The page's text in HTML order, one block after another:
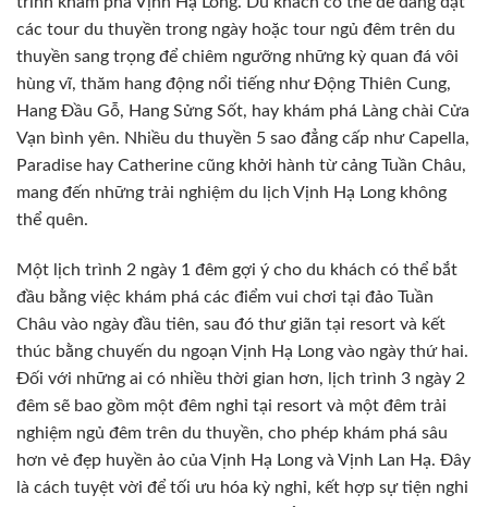
các tour du thuyền trong ngày hoặc tour ngủ đêm trên du
thuyền sang trọng để chiêm ngưỡng những kỳ quan đá vôi
hùng vĩ, thăm hang động nổi tiếng như Động Thiên Cung,
Hang Đầu Gỗ, Hang Sửng Sốt, hay khám phá Làng chài Cửa
Vạn bình yên. Nhiều du thuyền 5 sao đẳng cấp như Capella,
Paradise hay Catherine cũng khởi hành từ cảng Tuần Châu,
mang đến những trải nghiệm du lịch Vịnh Hạ Long không
thể quên.
Một lịch trình 2 ngày 1 đêm gợi ý cho du khách có thể bắt
đầu bằng việc khám phá các điểm vui chơi tại đảo Tuần
Châu vào ngày đầu tiên, sau đó thư giãn tại resort và kết
thúc bằng chuyến du ngoạn Vịnh Hạ Long vào ngày thứ hai.
Đối với những ai có nhiều thời gian hơn, lịch trình 3 ngày 2
đêm sẽ bao gồm một đêm nghỉ tại resort và một đêm trải
nghiệm ngủ đêm trên du thuyền, cho phép khám phá sâu
hơn vẻ đẹp huyền ảo của Vịnh Hạ Long và Vịnh Lan Hạ. Đây
là cách tuyệt vời để tối ưu hóa kỳ nghỉ, kết hợp sự tiện nghi